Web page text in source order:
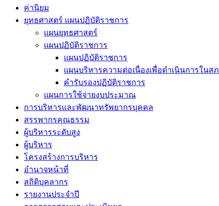
ค่านิยม
ยุทธศาสตร์ แผนปฏิบัติราชการ
แผนยุทธศาสตร์
แผนปฏิบัติราชการ
แผนปฏิบัติราชการ
แผนบริหารความต่อเนื่องเพื่อดำเนินการในสภ
คำรับรองปฏิบัติราชการ
แผนการใช้จ่ายงบประมาณ
การบริหารและพัฒนาทรัพยากรบุคคล
สรรพากรคุณธรรม
ผู้บริหารระดับสูง
ผู้บริหาร
โครงสร้างการบริหาร
อำนาจหน้าที่
สถิติบุคลากร
รายงานประจำปี